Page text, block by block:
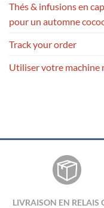
Thés & infusions en
pour un automne
Track your order
Utiliser votre machine
LIVRAISON EN RELAIS